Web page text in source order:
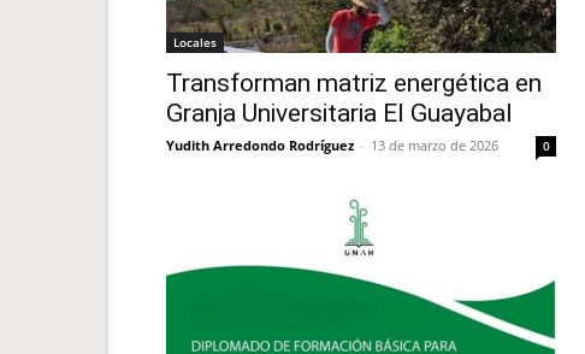
Locales
Transforman matriz energética en
Granja Universitaria El Guayabal
Yudith Arredondo Rodríguez - 13 de marzo de 2026 0